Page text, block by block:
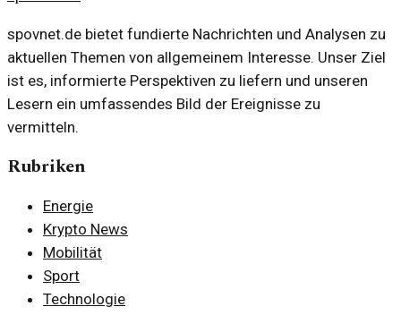
spovnet.de bietet fundierte Nachrichten und Analysen zu
aktuellen Themen von allgemeinem Interesse. Unser Ziel
ist es, informierte Perspektiven zu liefern und unseren
Lesern ein umfassendes Bild der Ereignisse zu
vermitteln.
Rubriken
Energie
Krypto News
Mobilität
Sport
Technologie